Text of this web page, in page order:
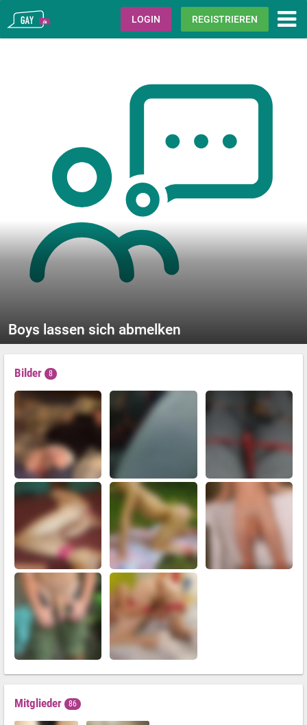
Gay.de LOGIN REGISTRIEREN
Boys lassen sich abmelken
Bilder 8
Mitglieder 86